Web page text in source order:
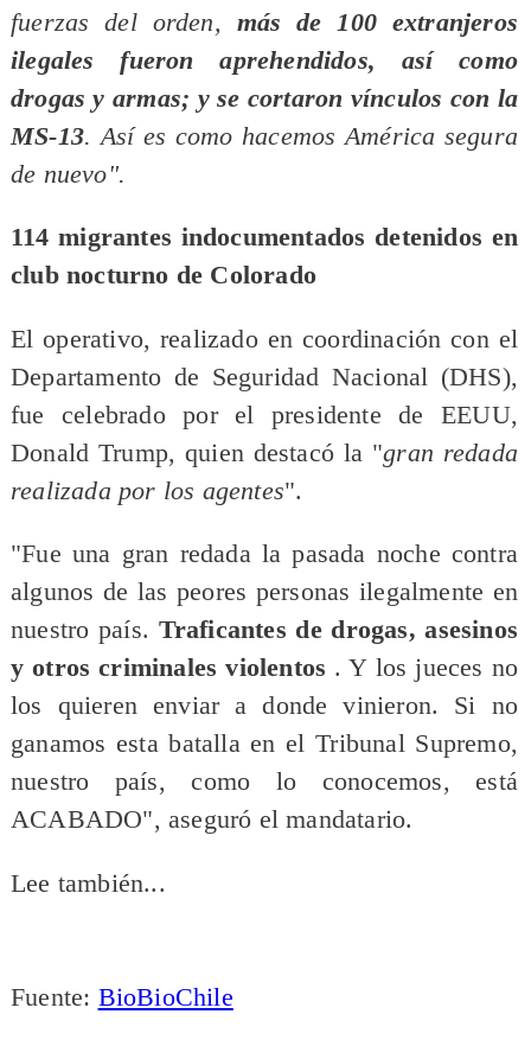
fuerzas del orden, más de 100 extranjeros
ilegales fueron aprehendidos, así como
drogas y armas; y se cortaron vínculos con la
MS-13. Así es como hacemos América segura
de nuevo".
114 migrantes indocumentados detenidos en
club nocturno de Colorado
El operativo, realizado en coordinación con el
Departamento de Seguridad Nacional (DHS),
fue celebrado por el presidente de EEUU,
Donald Trump, quien destacó la "gran redada
realizada por los agentes".
"Fue una gran redada la pasada noche contra
algunos de las peores personas ilegalmente en
nuestro país. Traficantes de drogas, asesinos
y otros criminales violentos . Y los jueces no
los quieren enviar a donde vinieron. Si no
ganamos esta batalla en el Tribunal Supremo,
nuestro país, como lo conocemos, está
ACABADO", aseguró el mandatario.
Lee también...
Fuente: BioBioChile